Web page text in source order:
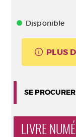
Disponible
PLUS
SE
LIVRE